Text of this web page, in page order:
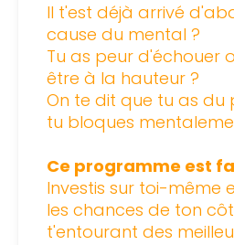
Il t'est déjà arrivé
cause du mental ?
Tu as peur d'échouer
être à la hauteur ?
On te dit que tu as du
tu bloques
Ce programme est
Investis sur toi-même
les chances de ton
t'entourant des